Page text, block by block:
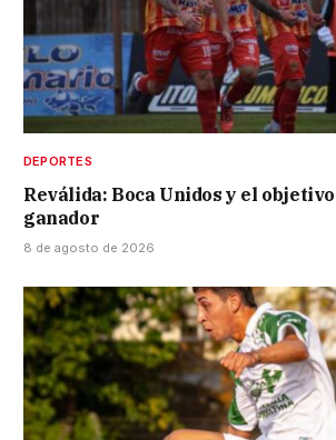
DEPORTES
Reválida: Boca Unidos y el
ganador
8 de agosto de 2026